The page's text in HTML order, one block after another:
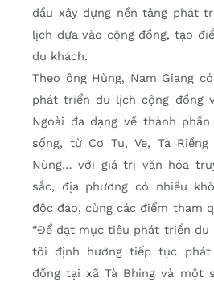
đầu xây dựng nền tảng phát
lịch dựa vào cộng đồng, tạo
du khách.
Theo ông Hùng, Nam Giang
phát triển du lịch cộng đồng
Ngoài đa dạng về thành
sống, từ Cơ Tu, Ve, Tà
Nùng… với giá trị văn hóa
sắc, địa phương có nhiều
độc đáo, cùng các điểm tham
“Để đạt mục tiêu phát triển du
tôi định hướng tiếp tục
đồng tại xã Tà Bhing và một